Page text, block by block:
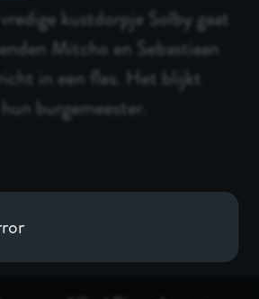
kustdorpje Solby gaat
Mitcho en Sebastiaan
in een fles. Het blijkt
burgemeester.